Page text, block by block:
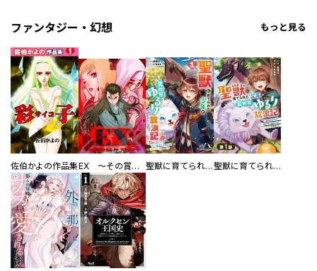
ファンタジー・幻想 もっと見る
佐伯かよの作品集 EX ～その賞金稼ぎは、世界の出口を探す～【単行本版】 聖獣に育てられた少年の異世界ゆるり放浪記～神様からもらったチート魔法で、仲間たちとスローライフを満喫中～ 聖獣に育てられた少年の異世界ゆるり放浪記～神様からもらったチート魔法で、仲間たちとスローライフを満喫中～【分冊版】